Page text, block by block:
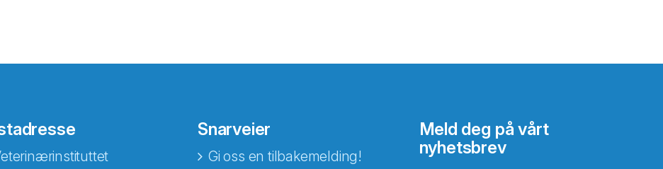
Snarveier
Gi oss en tilbakemelding!
Meld deg på vårt
nyhetsbrev